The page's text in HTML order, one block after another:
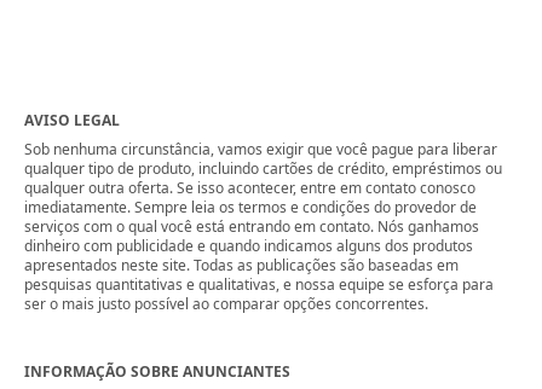
AVISO LEGAL
Sob nenhuma circunstância, vamos exigir que você pague para liberar
qualquer tipo de produto, incluindo cartões de crédito, empréstimos ou
qualquer outra oferta. Se isso acontecer, entre em contato conosco
imediatamente. Sempre leia os termos e condições do provedor de
serviços com o qual você está entrando em contato. Nós ganhamos
dinheiro com publicidade e quando indicamos alguns dos produtos
apresentados neste site. Todas as publicações são baseadas em
pesquisas quantitativas e qualitativas, e nossa equipe se esforça para
ser o mais justo possível ao comparar opções concorrentes.
INFORMAÇÃO SOBRE ANUNCIANTES